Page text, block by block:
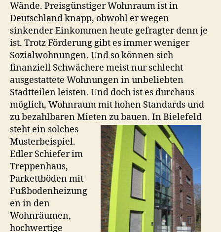
Wände. Preisgünstiger Wohnraum ist in
Deutschland knapp, obwohl er wegen
sinkender Einkommen heute gefragter denn je
ist. Trotz Förderung gibt es immer weniger
Sozialwohnungen. Und so können sich
finanziell Schwächere meist nur schlecht
ausgestattete Wohnungen in unbeliebten
Stadtteilen leisten. Und doch ist es durchaus
möglich, Wohnraum mit hohen Standards und
zu bezahlbaren Mieten zu bauen. In Bielefeld
steht ein solches
Musterbeispiel.
Edler Schiefer im
Treppenhaus,
Parkettböden mit
Fußbodenheizung
en in den
Wohnräumen,
hochwertige